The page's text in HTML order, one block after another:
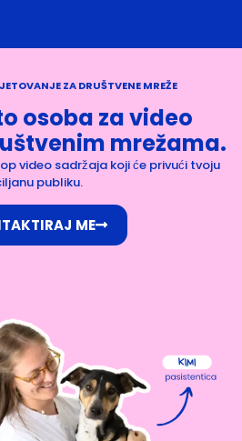
ZA DRUŠTVENE MREŽE
osoba za video
mrežama.
video sadržaja koji će privući tvoju
publiku.
ME